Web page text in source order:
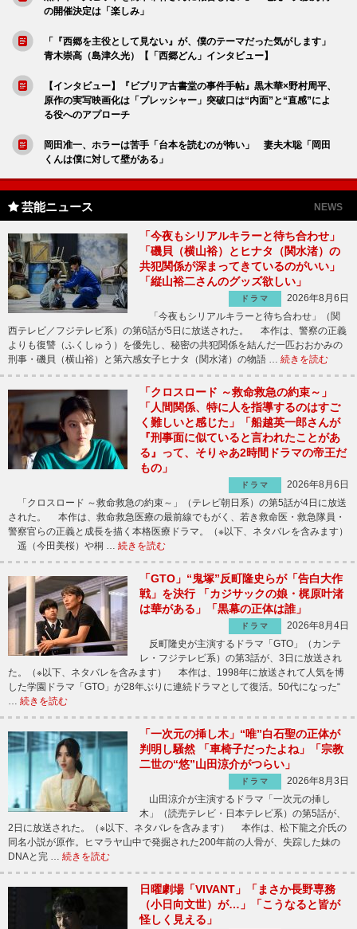
の開催決定は「楽しみ」
「『西郷を主役として見ない』が、僕のテーマだった気がします」
青木崇高（島津久光）【「西郷どん」インタビュー】
【インタビュー】『ビブリア古書堂の事件手帖』黒木華×野村周平、
原作の実写映画化は「プレッシャー」突破口は“内面”と“直感”によ
る役へのアプローチ
岡田准一、ホラーは苦手「台本を読むのが怖い」 妻夫木聡「岡田
くんは僕に対して壁がある」
芸能ニュース NEWS
「今夜もシリアルキラーと待ち合わせ」
「磯貝（横山裕）とヒナタ（関水渚）の
共犯関係が深まってきているのがいい」
「縦山裕二さんのグッズ欲しい」
ドラマ
2026年8月6日
「今夜もシリアルキラーと待ち合わせ」（関
西テレビ／フジテレビ系）の第6話が5日に放送された。 本作は、警察の正義
よりも復讐（ふくしゅう）を優先し、秘密の共犯関係を結んだ一匹おおかみの
刑事・磯貝（横山裕）と第六感女子ヒナタ（関水渚）の物語 … 続きを読む
「クロスロード ～救命救急の約束～」
「人間関係、特に人を指導するのはすご
く難しいと感じた」「船越英一郎さんが
『刑事面に似ていると言われたことがあ
る』って、そりゃあ2時間ドラマの帝王だ
もの」
ドラマ
2026年8月6日
「クロスロード ～救命救急の約束～」（テレビ朝日系）の第5話が4日に放送
された。 本作は、救命救急医療の最前線でもがく、若き救命医・救急隊員・
警察官らの正義と成長を描く本格医療ドラマ。（※以下、ネタバレを含みます）
遥（今田美桜）や桐 … 続きを読む
「GTO」“鬼塚”反町隆史らが「告白大作
戦」を決行 「カジサックの娘・梶原叶渚
は華がある」「黒幕の正体は誰」
ドラマ
2026年8月4日
反町隆史が主演するドラマ「GTO」（カンテ
レ・フジテレビ系）の第3話が、3日に放送され
た。（※以下、ネタバレを含みます） 本作は、1998年に放送されて人気を博
した学園ドラマ「GTO」が28年ぶりに連続ドラマとして復活。50代になった“
続きを読む
「一次元の挿し木」“唯”白石聖の正体が
判明し騒然 「車椅子だったよね」「宗教
二世の“悠”山田涼介がつらい」
ドラマ
2026年8月3日
山田涼介が主演するドラマ「一次元の挿し
木」（読売テレビ・日本テレビ系）の第5話が、
2日に放送された。（※以下、ネタバレを含みます） 本作は、松下龍之介氏の
同名小説が原作。ヒマラヤ山中で発掘された200年前の人骨が、失踪した妹の
DNAと完 … 続きを読む
日曜劇場「VIVANT」「まさか長野専務
（小日向文世）が…」「こうなると皆が
怪しく見える」